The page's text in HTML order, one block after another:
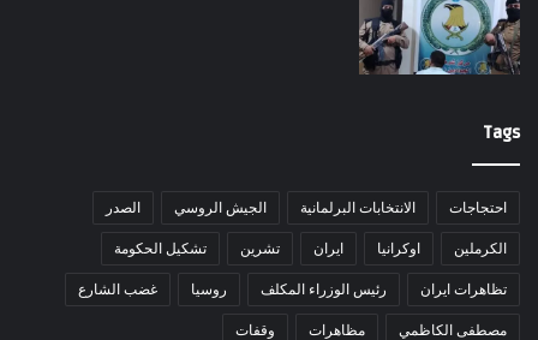
Tags
احتجاجات الانتخابات البرلمانية الجيش الروسي الصدر
الكرملين اوكرانيا ايران تشرين تشكيل الحكومة
تظاهرات ايران رئيس الوزراء المكلف روسيا غضب الشارع
مصطفى الكاظمي مظاهرات وقفات